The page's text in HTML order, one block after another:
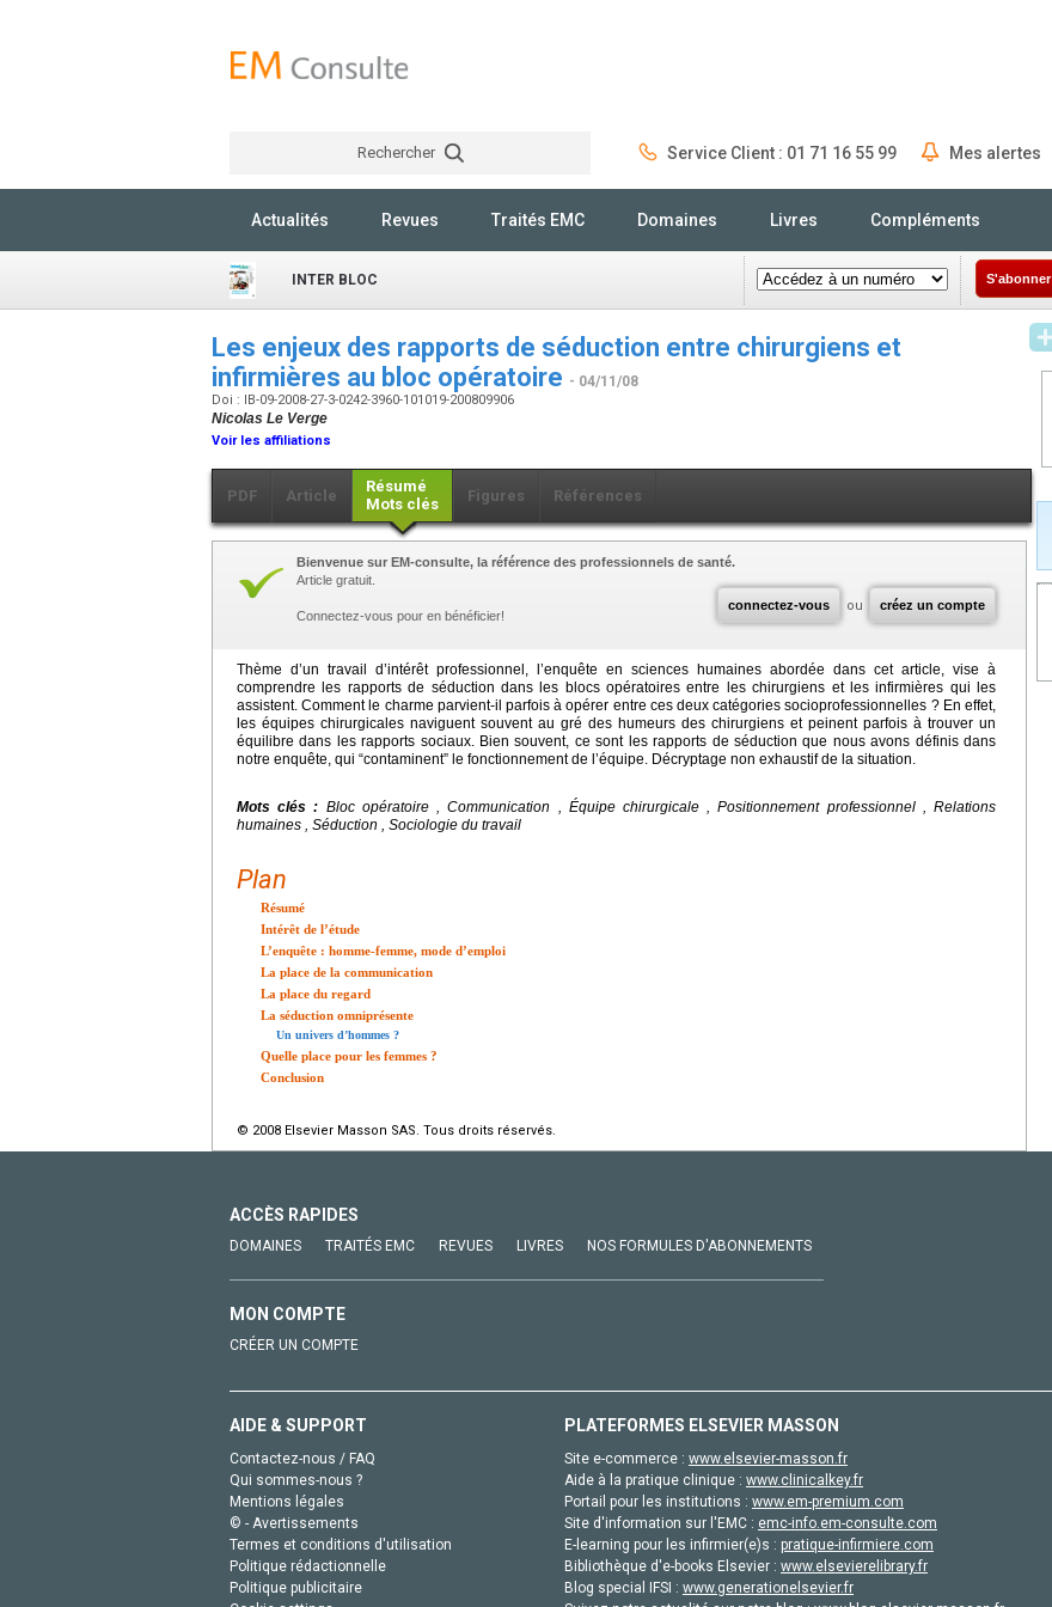
Rechercher Service Client : 01 71 16 55 99 Mes alertes
Actualités Revues Traités EMC Domaines Livres Compléments
INTER BLOC S'abonner
Les enjeux des rapports de séduction entre chirurgiens et
infirmières au bloc opératoire - 04/11/08
Doi : IB-09-2008-27-3-0242-3960-101019-200809906
Nicolas Le Verge
Voir les affiliations
PDF Article
Résumé
Mots clés
Figures Références
connectez-vous ou créez un compte
Bienvenue sur EM-consulte, la référence des professionnels de santé.
Article gratuit.
Connectez-vous pour en bénéficier!
Thème d’un travail d’intérêt professionnel, l’enquête en sciences humaines abordée dans cet article, vise à
comprendre les rapports de séduction dans les blocs opératoires entre les chirurgiens et les infirmières qui les
assistent. Comment le charme parvient-il parfois à opérer entre ces deux catégories socioprofessionnelles ? En effet,
les équipes chirurgicales naviguent souvent au gré des humeurs des chirurgiens et peinent parfois à trouver un
équilibre dans les rapports sociaux. Bien souvent, ce sont les rapports de séduction que nous avons définis dans
notre enquête, qui “contaminent” le fonctionnement de l’équipe. Décryptage non exhaustif de la situation.
Mots clés : Bloc opératoire , Communication , Équipe chirurgicale , Positionnement professionnel , Relations
humaines , Séduction , Sociologie du travail
Plan
Résumé
Intérêt de l’étude
L’enquête : homme-femme, mode d’emploi
La place de la communication
La place du regard
La séduction omniprésente
Un univers d’hommes ?
Quelle place pour les femmes ?
Conclusion
© 2008 Elsevier Masson SAS. Tous droits réservés.
ACCÈS RAPIDES
DOMAINES TRAITÉS EMC REVUES LIVRES NOS FORMULES D'ABONNEMENTS
MON COMPTE
CRÉER UN COMPTE
AIDE & SUPPORT
Contactez-nous / FAQ
Qui sommes-nous ?
Mentions légales
© - Avertissements
Termes et conditions d'utilisation
Politique rédactionnelle
Politique publicitaire
PLATEFORMES ELSEVIER MASSON
Site e-commerce : www.elsevier-masson.fr
Aide à la pratique clinique : www.clinicalkey.fr
Portail pour les institutions : www.em-premium.com
Site d'information sur l'EMC : emc-info.em-consulte.com
E-learning pour les infirmier(e)s : pratique-infirmiere.com
Bibliothèque d'e-books Elsevier : www.elsevierelibrary.fr
Blog special IFSI : www.generationelsevier.fr